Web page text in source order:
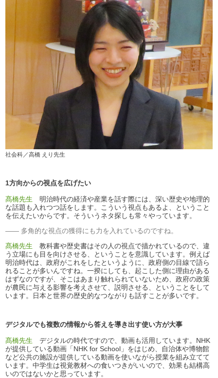
社会科／高橋 えり先生
1方向からの視点を広げたい
髙橋先生 明治時代の経済や産業を話す際には、深い歴史や地理的
な話題も入れつつ話をします。こういう視点もあるよ、ということ
を伝えたいからです。そういうネタ探しも常々やっています。
多角的な視点の獲得にも力を入れているのですね。
髙橋先生 教科書や歴史書はその人の視点で描かれているので、違
う立場にも目を向けさせる、ということを意識しています。例えば
明治時代は、政府がこれをしたというように、政府側の目線で語ら
れることが多いんですね。一揆にしても、起こした側に理由がある
はずなのですが、そこはあまり触れられていないため、政府の政策
が農民に与える影響を考えさせて、説明させる、ということをして
います。日本と世界の歴史的なつながりも話すことが多いです。
デジタルでも複数の情報から答えを導き出す使い方が大事
髙橋先生 デジタルの時代ですので、動画も活用しています。NHK
が提供している動画「NHK for School」をはじめ、自治体や博物館
など公共の施設が提供している動画を使いながら授業を組み立てて
います。中学生は視覚教材への食いつきがいいので、効果も結構高
いのではないかと思っています。